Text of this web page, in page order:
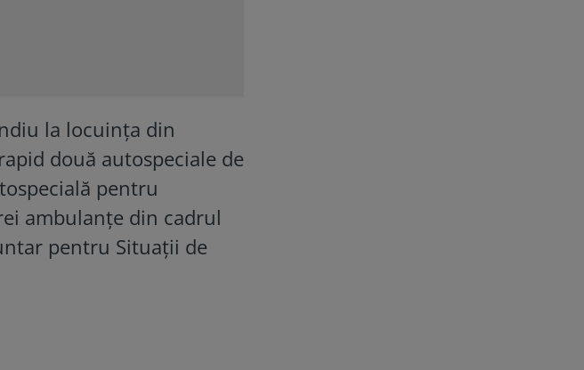
la locuința din
două autospeciale de
pentru
ambulanțe din cadrul
pentru Situații de